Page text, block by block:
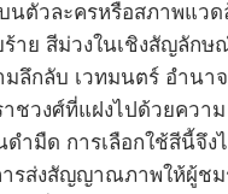
นตัวละครหรือสภาพแวด
ร้าย สีม่วงในเชิงสัญลัก
มลึกลับ เวทมนตร์ อำนา
าชวงศ์ที่แฝงไปด้วยความ
ำมืด การเลือกใช้สีนี้จึงไ
ารส่งสัญญาณภาพให้ผู้ชม